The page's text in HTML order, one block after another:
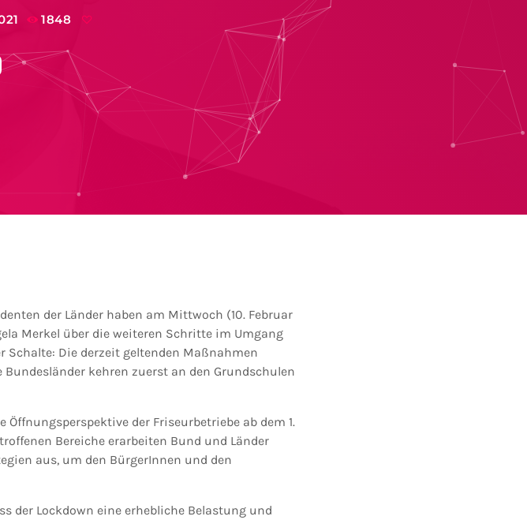
1848
der Länder haben am Mittwoch (10. Februar
Merkel über die weiteren Schritte im Umgang
Schalte: Die derzeit geltenden Maßnahmen
kehren zuerst an den Grundschulen
der Friseurbetriebe ab dem 1.
Bereiche erarbeiten Bund und Länder
aus, um den BürgerInnen und den
der Lockdown eine erhebliche Belastung und